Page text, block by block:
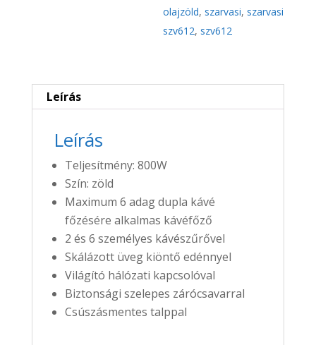
olajzöld, szarvasi, szarvasi
szv612, szv612
Leírás
Leírás
Teljesítmény: 800W
Szín: zöld
Maximum 6 adag dupla kávé
főzésére alkalmas kávéfőző
2 és 6 személyes kávészűrővel
Skálázott üveg kiöntő edénnyel
Világító hálózati kapcsolóval
Biztonsági szelepes zárócsavarral
Csúszásmentes talppal